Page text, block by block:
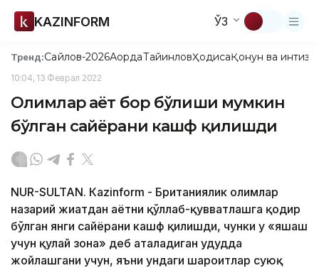
KAZINFORM ЎЗ
Тренд:Сайлов-2026АқордаТайинловҲодисаҚонун ва
10:04, 13 Феврал 2022
Олимлар ҳаёт бор бўлиши мумкин
бўлган сайёрани кашф қилишди
NUR-SULTAN. Кazinform - Британиялик олимлар
назарий жиҳатдан ҳаётни қўллаб-қувватлашга қодир
бўлган янги сайёрани кашф қилишди, чунки у «яшаш
учун қулай зона» деб аталадиган ҳудудда
жойлашгани учун, яъни ундаги шароитлар суюқ